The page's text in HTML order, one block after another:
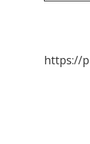
https://